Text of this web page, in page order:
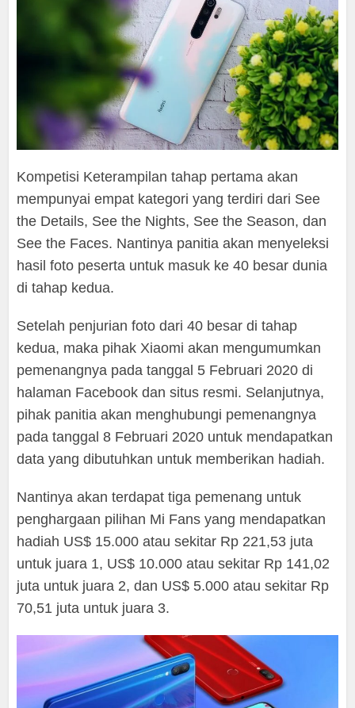
Kompetisi Keterampilan tahap pertama akan
mempunyai empat kategori yang terdiri dari See
the Details, See the Nights, See the Season, dan
See the Faces. Nantinya panitia akan menyeleksi
hasil foto peserta untuk masuk ke 40 besar dunia
di tahap kedua.
Setelah penjurian foto dari 40 besar di tahap
kedua, maka pihak Xiaomi akan mengumumkan
pemenangnya pada tanggal 5 Februari 2020 di
halaman Facebook dan situs resmi. Selanjutnya,
pihak panitia akan menghubungi pemenangnya
pada tanggal 8 Februari 2020 untuk mendapatkan
data yang dibutuhkan untuk memberikan hadiah.
Nantinya akan terdapat tiga pemenang untuk
penghargaan pilihan Mi Fans yang mendapatkan
hadiah US$ 15.000 atau sekitar Rp 221,53 juta
untuk juara 1, US$ 10.000 atau sekitar Rp 141,02
juta untuk juara 2, dan US$ 5.000 atau sekitar Rp
70,51 juta untuk juara 3.